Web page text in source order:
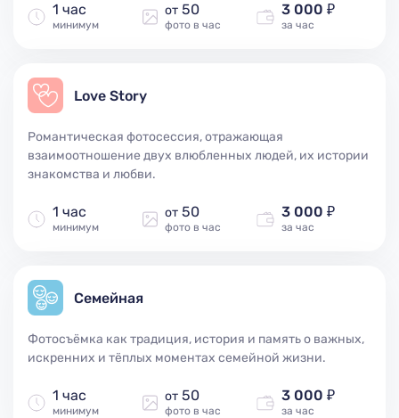
1 час
минимум
от50
фото в час
3 000 ₽
за час
Love Story
Романтическая фотосессия, отражающая
взаимоотношение двух влюбленных людей, их истории
знакомства и любви.
1 час
минимум
от50
фото в час
3 000 ₽
за час
Семейная
Фотосъёмка как традиция, история и память о важных,
искренних и тёплых моментах семейной жизни.
1 час
минимум
от50
фото в час
3 000 ₽
за час